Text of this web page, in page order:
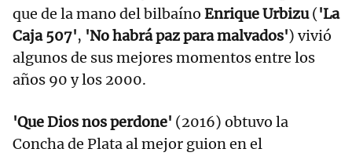
que de la mano del bilbaíno Enrique Urbizu('La
Caja 507', 'No habrá paz para malvados') vivió
algunos de sus mejores momentos entre los
años 90 y los 2000.
'Que Dios nos perdone' (2016) obtuvo la
Concha de Plata al mejor guion en el